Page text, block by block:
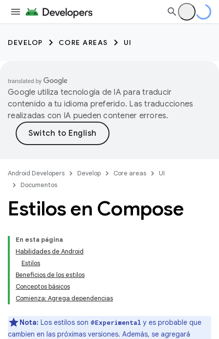
DEVELOP CORE AREAS UI
Google utiliza tecnología de IA para traducir
contenido a tu idioma preferido. Las traducciones
realizadas con IA pueden contener errores.
Android Developers Develop Core areas
UI
Documentos
Estilos en Compose
En esta página
Habilidades de Android
Estilos
Beneficios de los estilos
Conceptos básicos
Comienza: Agrega dependencias
Nota: Los estilos son @Experimental y es probable que
cambien en las próximas versiones. Además, se agregará